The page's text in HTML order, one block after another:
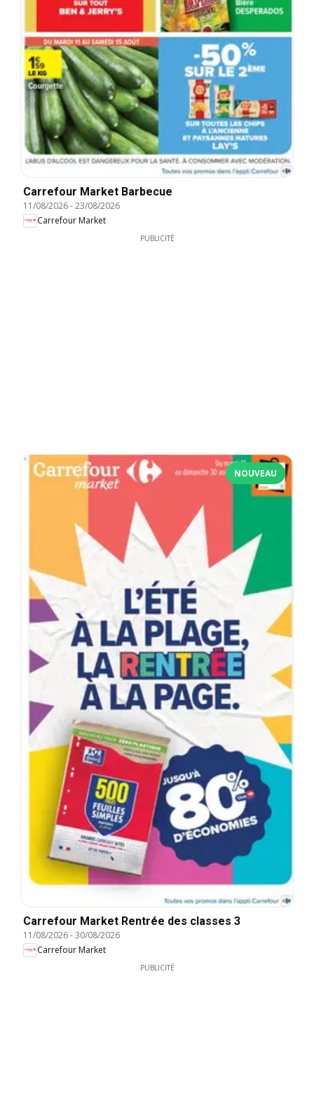
Carrefour Market Barbecue
11/08/2026-23/08/2026
Carrefour Market
PUBLICITÉ
NOUVEAU
Carrefour Market Rentrée des classes 3
11/08/2026-30/08/2026
Carrefour Market
PUBLICITÉ